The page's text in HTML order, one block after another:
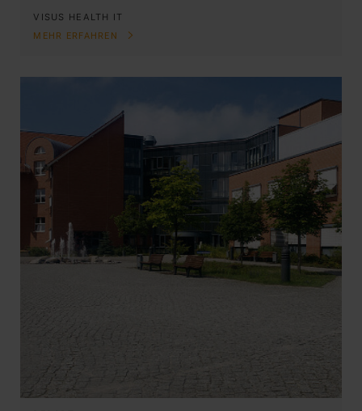
VISUS HEALTH IT
MEHR ERFAHREN